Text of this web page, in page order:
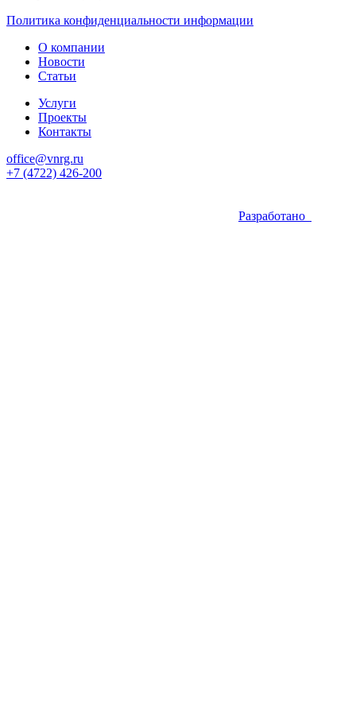
Политика конфиденциальности информации
О компании
Новости
Статьи
Услуги
Проекты
Контакты
office@vnrg.ru
+7 (4722) 426-200
Разработано